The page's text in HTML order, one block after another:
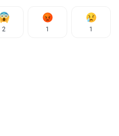
2 1 1